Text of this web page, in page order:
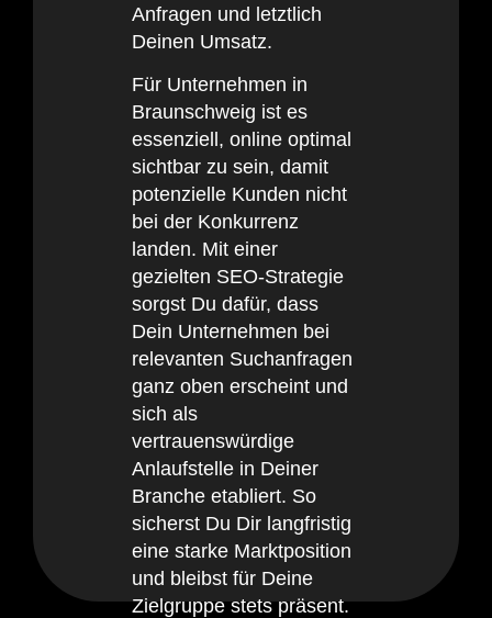
Anfragen und letztlich
Deinen Umsatz.
Für Unternehmen in
Braunschweig ist es
essenziell, online optimal
sichtbar zu sein, damit
potenzielle Kunden nicht
bei der Konkurrenz
landen. Mit einer
gezielten SEO-Strategie
sorgst Du dafür, dass
Dein Unternehmen bei
relevanten Suchanfragen
ganz oben erscheint und
sich als
vertrauenswürdige
Anlaufstelle in Deiner
Branche etabliert. So
sicherst Du Dir langfristig
eine starke Marktposition
und bleibst für Deine
Zielgruppe stets präsent.